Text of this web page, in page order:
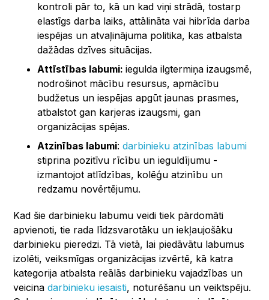
kontroli pār to, kā un kad viņi strādā, tostarp
elastīgs darba laiks, attālināta vai hibrīda darba
iespējas un atvaļinājuma politika, kas atbalsta
dažādas dzīves situācijas.
Attīstības labumi:iegulda ilgtermiņa izaugsmē,
nodrošinot mācību resursus, apmācību
budžetus un iespējas apgūt jaunas prasmes,
atbalstot gan karjeras izaugsmi, gan
organizācijas spējas.
Atzinības labumi:darbinieku atzinības labumi
stiprina pozitīvu rīcību un ieguldījumu -
izmantojot atlīdzības, kolēģu atzinību un
redzamu novērtējumu.
Kad šie darbinieku labumu veidi tiek pārdomāti
apvienoti, tie rada līdzsvarotāku un iekļaujošāku
darbinieku pieredzi. Tā vietā, lai piedāvātu labumus
izolēti, veiksmīgas organizācijas izvērtē, kā katra
kategorija atbalsta reālās darbinieku vajadzības un
veicinadarbinieku iesaisti, noturēšanu un veiktspēju.